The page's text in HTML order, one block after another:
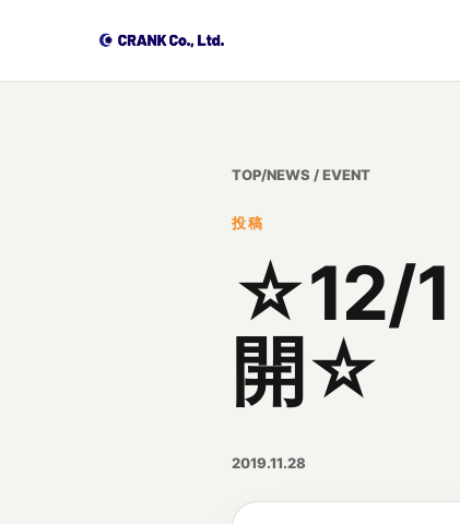
TOP/NEWS / EVENT
投稿
☆12/1
開☆
2019.11.28